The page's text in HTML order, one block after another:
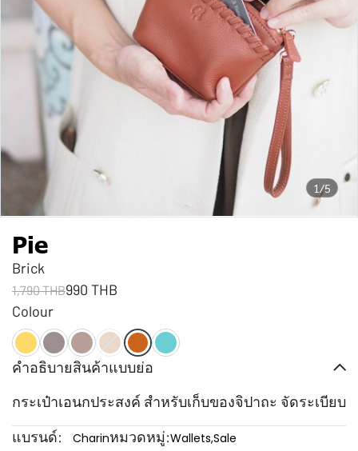
1/5
Pie
Brick
1,790 THB990 THB
Colour
คำอธิบายสินค้าแบบย่อ
กระเป๋าเอนกประสงค์ สำหรับเก็บของจิปาถะ จัดระเบียบ
แบรนด์:
Charinหมวดหมู่:Wallets,Sale